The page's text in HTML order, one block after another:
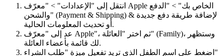
انتقل إلى "الإعدادات" > "معرّف Apple الخاص بك" > "الدفع
والشحن" (Payment & Shipping) & لإضافة طريقة دفع جديدة
أو تحديث المعلومات الحالية.
عد إلى "معرّف Apple"، ثم اختر "العائلة" (Family)، وستظهر
لك قائمة بأعضاء العائلة.
اضغط على اسم الطفل الذي تريد تفعيل ميزة "طلب الشراء"